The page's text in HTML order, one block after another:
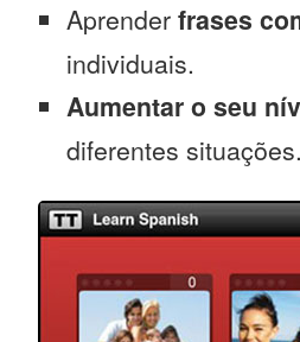
Aprender frases
individuais.
Aumentar o seu
diferentes situações.